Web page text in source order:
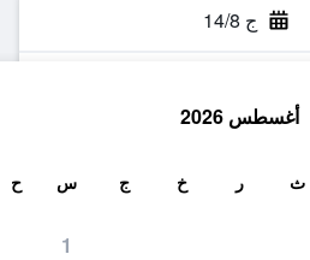
ج 14/8
أغسطس 2026
ث ر خ ج س
1
ح